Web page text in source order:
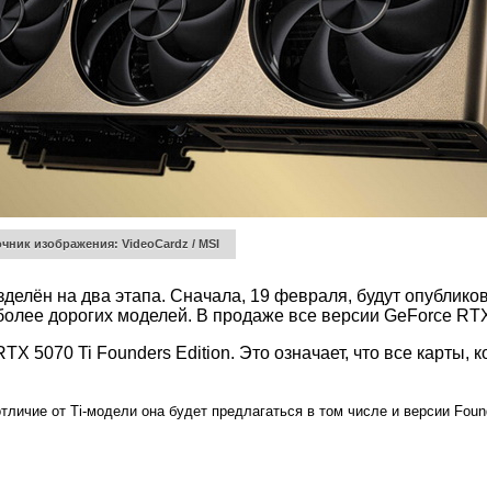
изображения: VideoCardz / MSI
на два этапа. Сначала, 19 февраля, будут
дорогих моделей. В продаже все версии GeForce
5070 Ti Founders Edition. Это означает, что все карты,
от Ti-модели она будет предлагаться в том числе и версии